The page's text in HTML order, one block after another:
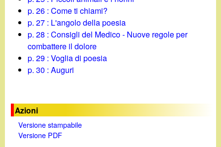
p. 26 : Come ti chiami?
p. 27 : L'angolo della poesia
p. 28 : Consigli del Medico - Nuove regole per
combattere il dolore
p. 29 : Voglia di poesia
p. 30 : Auguri
Azioni
Versione stampabile
Versione PDF